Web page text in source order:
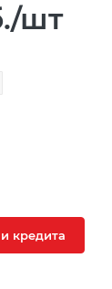
/шт
кредита